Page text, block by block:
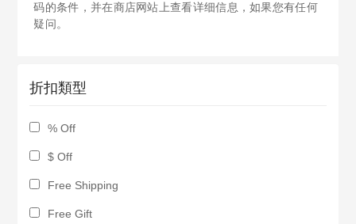
码的条件，并在商店网站上查看详细信息，如果您有任何
疑问。
折扣類型
% Off
$ Off
Free Shipping
Free Gift